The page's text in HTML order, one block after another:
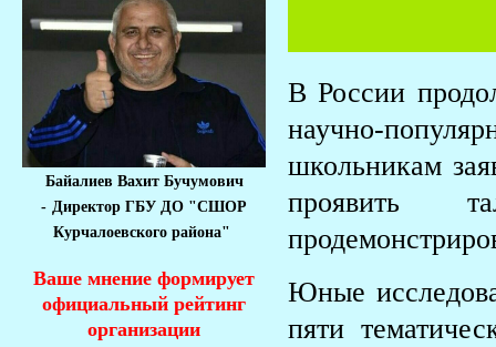
Байалиев Вахит Бучумович
- Директор ГБУ ДО "СШОР
Курчалоевского района"
Ваше мнение формирует
официальный рейтинг
организации
В России
научно-
школьникам
проявить
Юные
пяти